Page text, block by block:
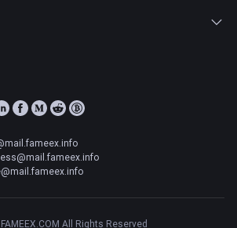
All Rights Reserved